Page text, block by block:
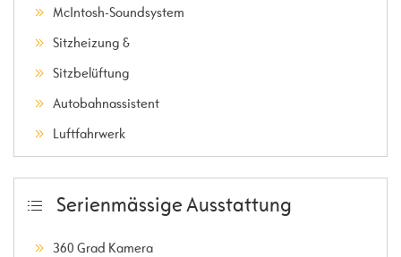
McIntosh-Soundsystem
Sitzheizung &
Sitzbelüftung
Autobahnassistent
Luftfahrwerk
Serienmässige Ausstattung
360 Grad Kamera